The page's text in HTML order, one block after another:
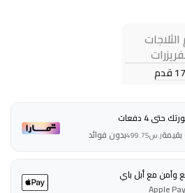
حتى 4 دفعات
ر.س499.75بدون فوائد
وآمن مع أبل باي